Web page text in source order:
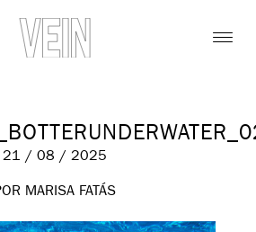
21 / 08 / 2025
MARISA FATÁS